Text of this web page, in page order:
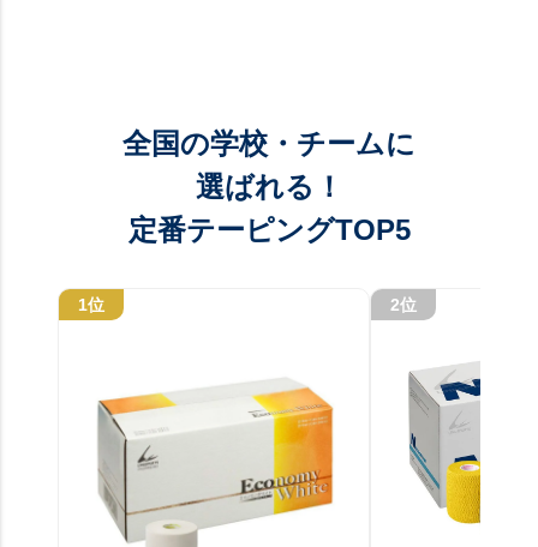
全国の学校・チームに
選ばれる！
定番テーピングTOP5
1位 2位